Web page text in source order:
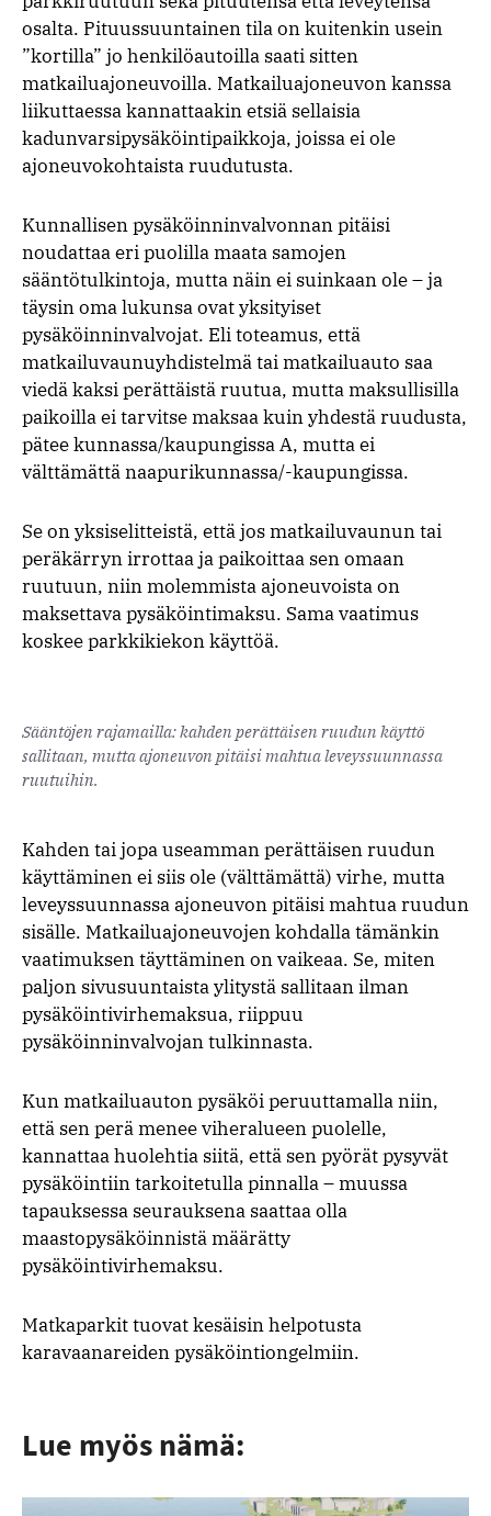
osalta. Pituussuuntainen tila on kuitenkin usein
”kortilla” jo henkilöautoilla saati sitten
matkailuajoneuvoilla. Matkailuajoneuvon kanssa
liikuttaessa kannattaakin etsiä sellaisia
kadunvarsipysäköintipaikkoja, joissa ei ole
ajoneuvokohtaista ruudutusta.
Kunnallisen pysäköinninvalvonnan pitäisi
noudattaa eri puolilla maata samojen
sääntötulkintoja, mutta näin ei suinkaan ole – ja
täysin oma lukunsa ovat yksityiset
pysäköinninvalvojat. Eli toteamus, että
matkailuvaunuyhdistelmä tai matkailuauto saa
viedä kaksi perättäistä ruutua, mutta maksullisilla
paikoilla ei tarvitse maksaa kuin yhdestä ruudusta,
pätee kunnassa/kaupungissa A, mutta ei
välttämättä naapurikunnassa/-kaupungissa.
Se on yksiselitteistä, että jos matkailuvaunun tai
peräkärryn irrottaa ja paikoittaa sen omaan
ruutuun, niin molemmista ajoneuvoista on
maksettava pysäköintimaksu. Sama vaatimus
koskee parkkikiekon käyttöä.
Sääntöjen rajamailla: kahden perättäisen ruudun käyttö
sallitaan, mutta ajoneuvon pitäisi mahtua leveyssuunnassa
ruutuihin.
Kahden tai jopa useamman perättäisen ruudun
käyttäminen ei siis ole (välttämättä) virhe, mutta
leveyssuunnassa ajoneuvon pitäisi mahtua ruudun
sisälle. Matkailuajoneuvojen kohdalla tämänkin
vaatimuksen täyttäminen on vaikeaa. Se, miten
paljon sivusuuntaista ylitystä sallitaan ilman
pysäköintivirhemaksua, riippuu
pysäköinninvalvojan tulkinnasta.
Kun matkailuauton pysäköi peruuttamalla niin,
että sen perä menee viheralueen puolelle,
kannattaa huolehtia siitä, että sen pyörät pysyvät
pysäköintiin tarkoitetulla pinnalla – muussa
tapauksessa seurauksena saattaa olla
maastopysäköinnistä määrätty
pysäköintivirhemaksu.
Matkaparkit tuovat kesäisin helpotusta
karavaanareiden pysäköintiongelmiin.
Lue myös nämä: